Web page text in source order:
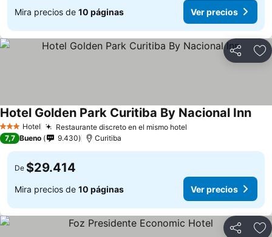
Mira precios de 10 páginas Ver precios
Compartir
3 Estrellas
Hotel Restaurante discreto en el mismo hotel
Hotel Golden Park Curitiba By Nacional Inn
7,7 Bueno 9.430 Curitiba
De $29.414
Mira precios de 10 páginas Ver precios
Compartir